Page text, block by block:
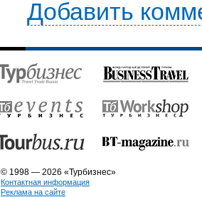
Добавить
© 1998 — 2026 «Турбизнес»
Контактная информация
Реклама на сайте